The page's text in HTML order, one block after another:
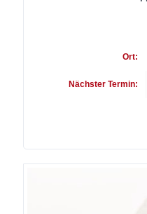
Ort:
Nächster Termin: